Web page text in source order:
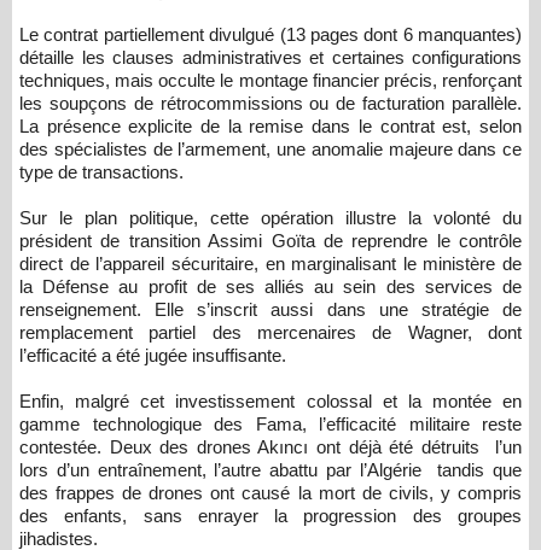
Le contrat partiellement divulgué (13 pages dont 6 manquantes)
détaille les clauses administratives et certaines configurations
techniques, mais occulte le montage financier précis, renforçant
les soupçons de rétrocommissions ou de facturation parallèle.
La présence explicite de la remise dans le contrat est, selon
des spécialistes de l’armement, une anomalie majeure dans ce
type de transactions.
Sur le plan politique, cette opération illustre la volonté du
président de transition Assimi Goïta de reprendre le contrôle
direct de l’appareil sécuritaire, en marginalisant le ministère de
la Défense au profit de ses alliés au sein des services de
renseignement. Elle s’inscrit aussi dans une stratégie de
remplacement partiel des mercenaires de Wagner, dont
l’efficacité a été jugée insuffisante.
Enfin, malgré cet investissement colossal et la montée en
gamme technologique des Fama, l’efficacité militaire reste
contestée. Deux des drones Akıncı ont déjà été détruits l’un
lors d’un entraînement, l’autre abattu par l’Algérie tandis que
des frappes de drones ont causé la mort de civils, y compris
des enfants, sans enrayer la progression des groupes
jihadistes.